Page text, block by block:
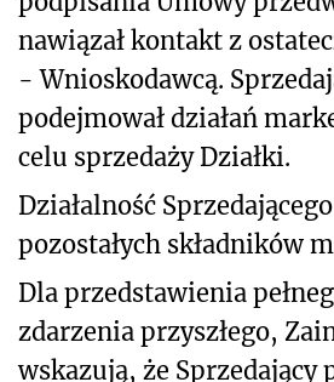
nawiązał kontakt z
- Wnioskodawcą.
podejmował działań
celu sprzedaży Działki.
Działalność
pozostałych składników
Dla przedstawienia
zdarzenia przyszłego,
wskazują, że Sprzedający